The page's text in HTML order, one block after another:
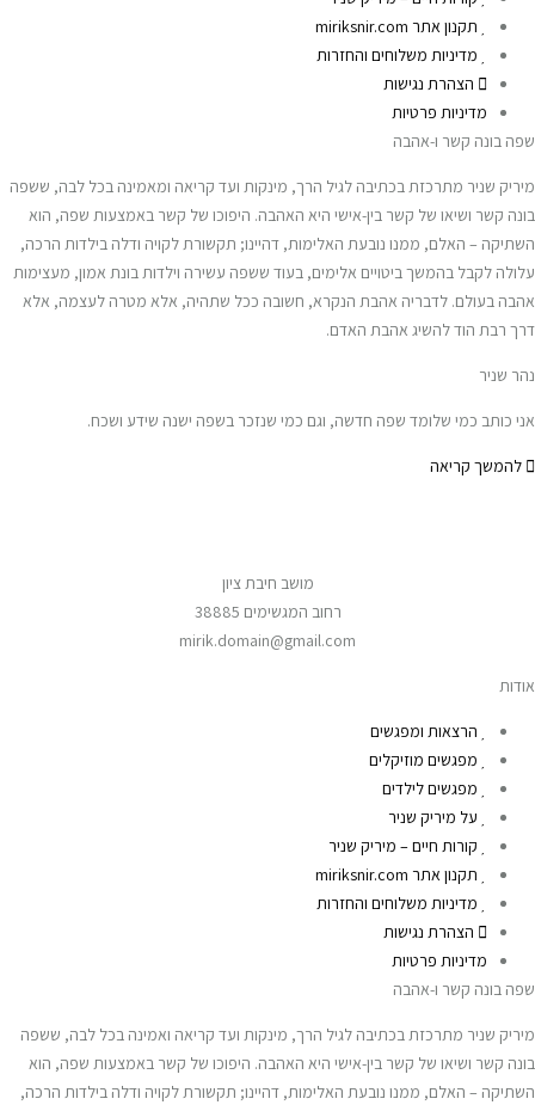
תקנון אתר miriksnir.com
מדיניות משלוחים והחזרות
הצהרת נגישות
מדיניות פרטיות
שפה בונה קשר ו-אהבה
מיריק שניר מתרכזת בכתיבה לגיל הרך, מינקות ועד קריאה ומאמינה בכל לבה, ששפה
בונה קשר ושיאו של קשר בין-אישי היא האהבה. היפוכו של קשר באמצעות שפה, הוא
השתיקה – האלם, ממנו נובעת האלימות, דהיינו; תקשורת לקויה ודלה בילדות הרכה,
עלולה לקבל בהמשך ביטויים אלימים, בעוד ששפה עשירה וילדות בונת אמון, מעצימות
אהבה בעולם. לדבריה אהבת הנקרא, חשובה ככל שתהיה, אלא מטרה לעצמה, אלא
דרך רבת הוד להשיג אהבת האדם.
נהר שניר
אני כותב כמי שלומד שפה חדשה, וגם כמי שנזכר בשפה ישנה שידע ושכח.
להמשך קריאה
מושב חיבת ציון
רחוב המגשימים 38885
mirik.domain@gmail.com
אודות
הרצאות ומפגשים
מפגשים מוזיקלים
מפגשים לילדים
על מיריק שניר
קורות חיים – מיריק שניר
תקנון אתר miriksnir.com
מדיניות משלוחים והחזרות
הצהרת נגישות
מדיניות פרטיות
שפה בונה קשר ו-אהבה
מיריק שניר מתרכזת בכתיבה לגיל הרך, מינקות ועד קריאה ואמינה בכל לבה, ששפה
בונה קשר ושיאו של קשר בין-אישי היא האהבה. היפוכו של קשר באמצעות שפה, הוא
השתיקה – האלם, ממנו נובעת האלימות, דהיינו; תקשורת לקויה ודלה בילדות הרכה,